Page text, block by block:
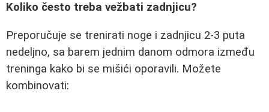
Koliko često treba vežbati zadnjicu?
Preporučuje se trenirati noge i zadnjicu 2-3 puta
nedeljno, sa barem jednim danom odmora između
treninga kako bi se mišići oporavili. Možete
kombinovati: